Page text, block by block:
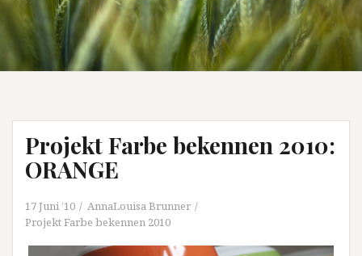
Projekt Farbe bekennen 2010:
ORANGE
17 Juni ’10
AnnaLouisa Brunner
Projekt Farbe bekennen 2010